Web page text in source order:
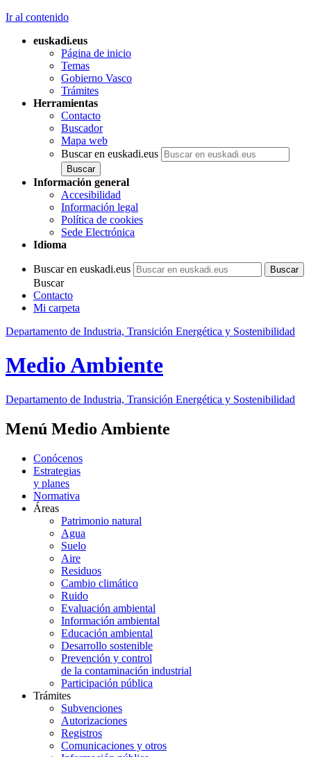
Ir al contenido
euskadi.eus
Página de inicio
Temas
Gobierno Vasco
Trámites
Herramientas
Contacto
Buscador
Mapa web
Buscar en euskadi.eus
Información general
Accesibilidad
Información legal
Política de cookies
Sede Electrónica
Idioma
Buscar en euskadi.eus
Buscar
Contacto
Mi carpeta
Departamento de Industria, Transición Energética y Sostenibilidad
Medio Ambiente
Departamento de Industria, Transición Energética y Sostenibilidad
Menú Medio Ambiente
Conócenos
Estrategias
y planes
Normativa
Áreas
Patrimonio natural
Agua
Suelo
Aire
Residuos
Cambio climático
Ruido
Evaluación ambiental
Información ambiental
Educación ambiental
Desarrollo sostenible
Prevención y control
de la contaminación industrial
Participación pública
Trámites
Subvenciones
Autorizaciones
Registros
Comunicaciones y otros